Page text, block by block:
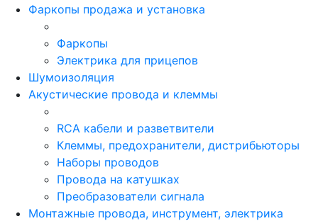
Фаркопы продажа и установка
Фаркопы
Электрика для прицепов
Шумоизоляция
Акустические провода и клеммы
RCA кабели и разветвители
Клеммы, предохранители, дистрибьюторы
Наборы проводов
Провода на катушках
Преобразователи сигнала
Монтажные провода, инструмент, электрика